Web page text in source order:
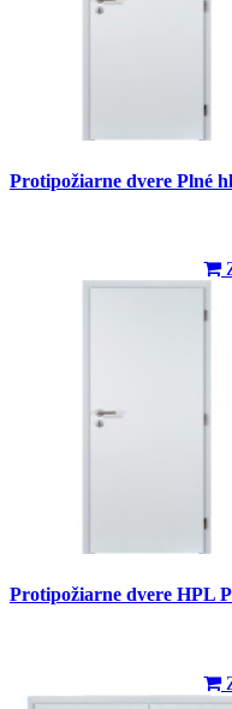
Protipožiarne dvere Plné
Protipožiarne dvere HPL